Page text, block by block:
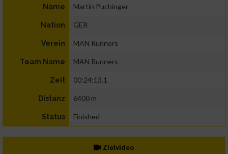
Name Martin Puchinger
Nation GER
Verein MAN Runners
Team Name MAN Runners
Zeit 00:24:13.1
Distanz 6400 m
Status Finished
Zielvideo